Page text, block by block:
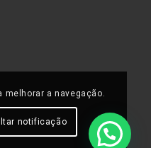
melhorar a navegação.
notificação